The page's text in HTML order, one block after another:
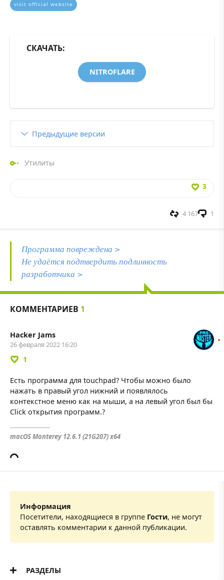
visit official website
СКАЧАТЬ:
NITROFLARE
Предыдущие версии
Утилиты
3
1
4 167
Программа повреждена >
Не удаётся подтвердить подлинность
разработчика >
КОММЕНТАРИЕВ 1
Hacker Jams
26 февраля 2022 16:20
1
Есть программа для touchpad? Чтобы можно было
нажать в правый угол нижний и появлялось
контекстное меню как на мыши, а на левый угол был бы
Click открытия программ.?
--------------------
macOS Monterey 12.6.1 (21G207) x64
Информация
Посетители, находящиеся в группе Гости, не могут
оставлять комментарии к данной публикации.
РАЗДЕЛЫ